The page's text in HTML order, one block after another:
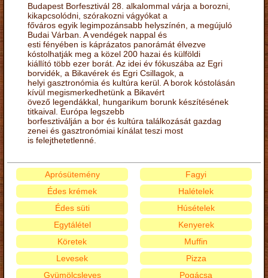
Budapest Borfesztivál 28. alkalommal várja a borozni,
kikapcsolódni, szórakozni vágyókat a
főváros egyik legimpozánsabb helyszínén, a megújuló
Budai Várban. A vendégek nappal és
esti fényében is káprázatos panorámát élvezve
kóstolhatják meg a közel 200 hazai és külföldi
kiállító több ezer borát. Az idei év fókuszába az Egri
borvidék, a Bikavérek és Egri Csillagok, a
helyi gasztronómia és kultúra kerül. A borok kóstolásán
kívül megismerkedhetünk a Bikavért
övező legendákkal, hungarikum borunk készítésének
titkaival. Európa legszebb
borfesztiválján a bor és kultúra találkozását gazdag
zenei és gasztronómiai kínálat teszi most
is felejthetetlenné.
Aprósütemény
Édes krémek
Édes süti
Egytálétel
Fagyi
Halételek
Húsételek
Kenyerek
Köretek
Levesek
Gyümölcsleves
Muffin
Pizza
Pogácsa